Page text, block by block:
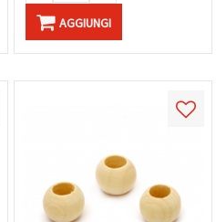
AGGIUNGI